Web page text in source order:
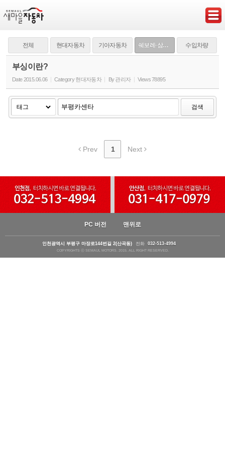
전체 현대자동차 기아자동차 쉐보레·삼성·쌍용 수입차량
부싱이란?
Date2015.06.06 Category 현대자동차 By 관리자 Views78895
검색
Prev 1 Next
PC 버전 맨위로
인천광역시 부평구 마장로144번길 2(산곡동) 전화 032-513-4994
COPYRIGHTS ⓒ SEMAUL MOTORS. 2015. ALL RIGHT RESERVED.
Sketchbook5, 스케치북5
Sketchbook5, 스케치북5